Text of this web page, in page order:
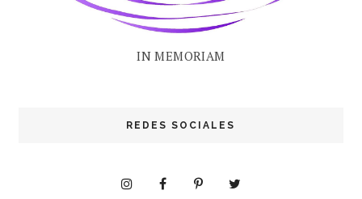
IN MEMORIAM
REDES SOCIALES